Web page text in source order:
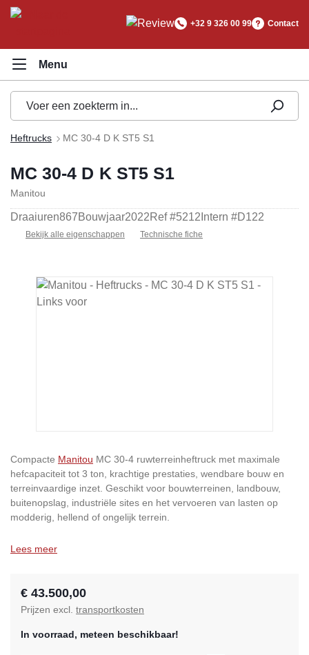
+32 9 326 00 99 Contact
Heftrucks MC 30-4 D K ST5 S1
MC 30-4 D K ST5 S1
Manitou
Draaiuren867Bouwjaar2022Ref #5212 Intern #D122
Bekijk alle eigenschappen Technische fiche
Afbeeldingengalerij overslaan
Compacte Manitou MC 30-4 ruwterreinheftruck met maximale
hefcapaciteit tot 3 ton, krachtige prestaties, wendbare bouw en
terreinvaardige inzet. Geschikt voor bouwterreinen, landbouw,
buitenopslag, industriële sites en het vervoeren van lasten op
modderig, hellend of ongelijk terrein.
Lees meer
€ 43.500,00
Prijzen excl. transportkosten
In voorraad, meteen beschikbaar!